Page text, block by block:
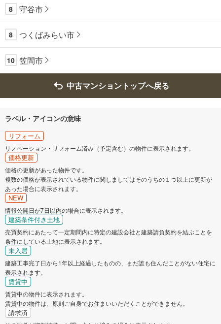
8 守谷市
8 つくばみらい市
10 笠間市
中古マンショントップへ戻る
ラベル・アイコンの意味
リフォーム
リノベーション・リフォーム済み（予定含む）の物件に表示されます。
価格更新
価格の更新があった物件です。
複数の価格が表示されている物件に関しましてはそのうちの１つ以上に更新が
あった場合に表示されます。
NEW
情報公開日が7日以内の場合に表示されます。
建築条件付き土地
売買契約にあたって一定期間内に特定の建設会社と建築請負契約を結ぶことを
条件にしている土地に表示されます。
未入居
建築工事完了日から1年以上経過したものの、まだ誰も住んだことがない住宅に
表示されます。
賃貸中
賃貸中の物件に表示されます。
賃貸中の物件は、原則ご自身でお住まいいただくことができません。
請求済